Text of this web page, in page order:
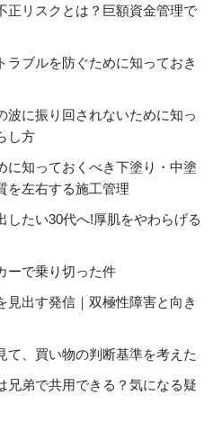
正リスクとは？巨額資金管理で
ラブルを防ぐために知っておき
波に振り回されないために知っ
し方
に知っておくべき下塗り・中塗
を左右する施工管理
したい30代へ!厚肌をやわらげる
ーで乗り切った件
見出す発信｜双極性障害と向き
て、買い物の判断基準を考えた
兄弟で共用できる？気になる疑